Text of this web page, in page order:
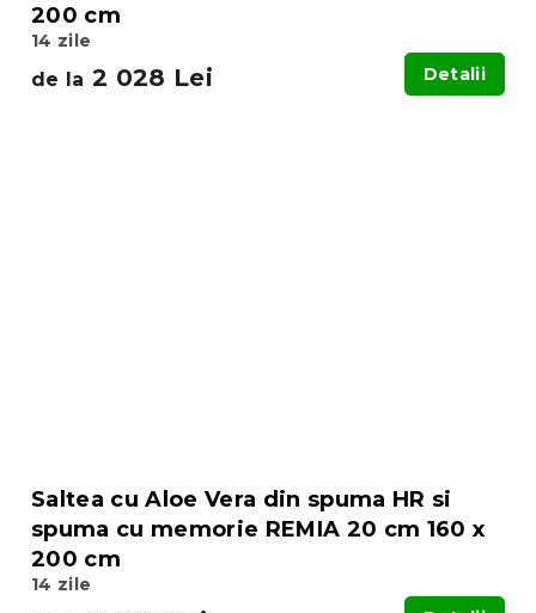
200 cm
14 zile
de la 2 028 Lei Detalii
Saltea cu Aloe Vera din spuma HR si
spuma cu memorie REMIA 20 cm 160 x
200 cm
14 zile